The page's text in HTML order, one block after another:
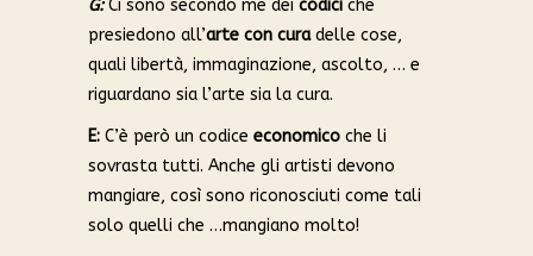
G: Ci sono secondo me dei codici che
presiedono all’arte con curadelle cose,
quali libertà, immaginazione, ascolto, … e
riguardano sia l’arte sia la cura.
E: C’è però un codice economico che li
sovrasta tutti. Anche gli artisti devono
mangiare, così sono riconosciuti come tali
solo quelli che …mangiano molto!